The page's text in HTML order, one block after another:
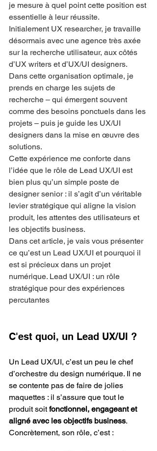
je mesure à quel point cette position est
essentielle à leur réussite.
Initialement UX researcher, je travaille
désormais avec une agence très axée
sur la recherche utilisateur, aux côtés
d’UX writers et d’UX/UI designers.
Dans cette organisation optimale, je
prends en charge les sujets de
recherche – qui émergent souvent
comme des besoins ponctuels dans les
projets – puis je guide les UX/UI
designers dans la mise en œuvre des
solutions.
Cette expérience me conforte dans
l’idée que le rôle de Lead UX/UI est
bien plus qu’un simple poste de
designer senior : il s’agit d’un véritable
levier stratégique qui aligne la vision
produit, les attentes des utilisateurs et
les objectifs business.
Dans cet article, je vais vous présenter
ce qu’est un Lead UX/UI et pourquoi il
est si précieux dans un projet
numérique. Lead UX/UI : un rôle
stratégique pour des expériences
percutantes
C'est quoi, un Lead UX/UI ?
Un Lead UX/UI, c’est un peu le chef
d’orchestre du design numérique. Il ne
se contente pas de faire de jolies
maquettes : il s’assure que tout le
produit soit fonctionnel, engageant et
aligné avec les objectifs business.
Concrètement, son rôle, c’est :